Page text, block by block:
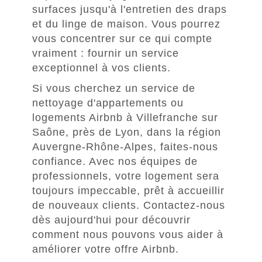
surfaces jusqu'à l'entretien des draps
et du linge de maison. Vous pourrez
vous concentrer sur ce qui compte
vraiment : fournir un service
exceptionnel à vos clients.
Si vous cherchez un service de
nettoyage d'appartements ou
logements Airbnb à Villefranche sur
Saône, près de Lyon, dans la région
Auvergne-Rhône-Alpes, faites-nous
confiance. Avec nos équipes de
professionnels, votre logement sera
toujours impeccable, prêt à accueillir
de nouveaux clients. Contactez-nous
dès aujourd'hui pour découvrir
comment nous pouvons vous aider à
améliorer votre offre Airbnb.